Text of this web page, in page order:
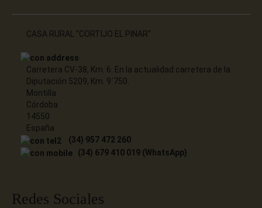
CASA RURAL "CORTIJO EL PINAR"
Carretera CV-38, Km. 6. En la actualidad carretera de la
Diputación 5209, Km. 9´750.
Montilla
Córdoba
14550
España
(34) 957 472 260
(34) 679 410 019 (WhatsApp)
Redes Sociales